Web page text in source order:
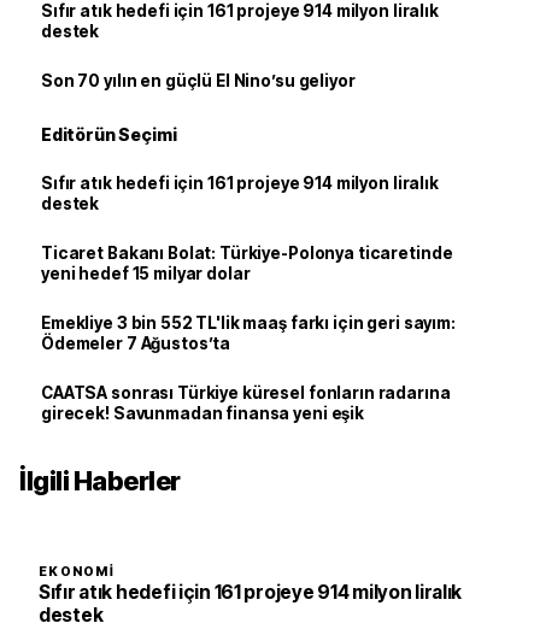
Sıfır atık hedefi için 161 projeye 914 milyon liralık
destek
Son 70 yılın en güçlü El Nino’su geliyor
Editörün Seçimi
Sıfır atık hedefi için 161 projeye 914 milyon liralık
destek
Ticaret Bakanı Bolat: Türkiye-Polonya ticaretinde
yeni hedef 15 milyar dolar
Emekliye 3 bin 552 TL'lik maaş farkı için geri sayım:
Ödemeler 7 Ağustos’ta
CAATSA sonrası Türkiye küresel fonların radarına
girecek! Savunmadan finansa yeni eşik
İlgili Haberler
EKONOMI
Sıfır atık hedefi için 161 projeye 914 milyon liralık
destek